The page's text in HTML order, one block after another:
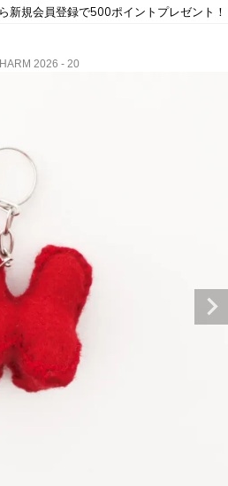
新規会員登録で500ポイントプレゼント！
2026 - 20